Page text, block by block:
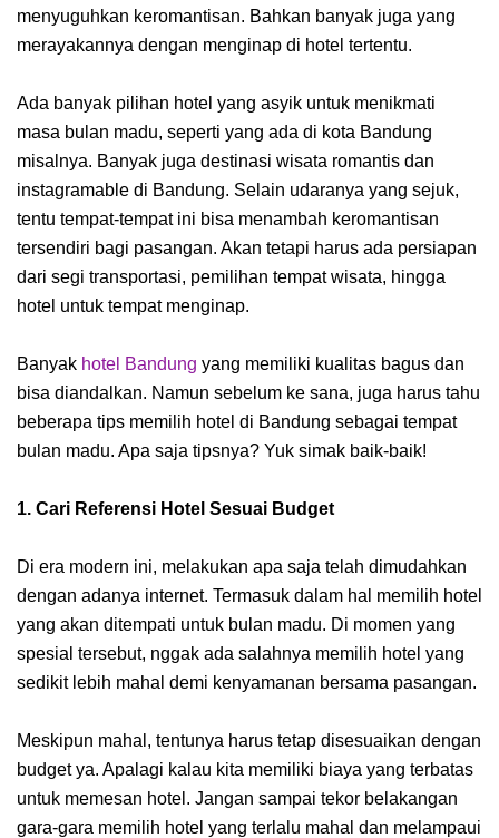
menyuguhkan keromantisan. Bahkan banyak juga yang
merayakannya dengan menginap di hotel tertentu.
Ada banyak pilihan hotel yang asyik untuk menikmati
masa bulan madu, seperti yang ada di kota Bandung
misalnya. Banyak juga destinasi wisata romantis dan
instagramable di Bandung. Selain udaranya yang sejuk,
tentu tempat-tempat ini bisa menambah keromantisan
tersendiri bagi pasangan. Akan tetapi harus ada persiapan
dari segi transportasi, pemilihan tempat wisata, hingga
hotel untuk tempat menginap.
Banyak hotel Bandung yang memiliki kualitas bagus dan
bisa diandalkan. Namun sebelum ke sana, juga harus tahu
beberapa tips memilih hotel di Bandung sebagai tempat
bulan madu. Apa saja tipsnya? Yuk simak baik-baik!
1. Cari Referensi Hotel Sesuai Budget
Di era modern ini, melakukan apa saja telah dimudahkan
dengan adanya internet. Termasuk dalam hal memilih hotel
yang akan ditempati untuk bulan madu. Di momen yang
spesial tersebut, nggak ada salahnya memilih hotel yang
sedikit lebih mahal demi kenyamanan bersama pasangan.
Meskipun mahal, tentunya harus tetap disesuaikan dengan
budget ya. Apalagi kalau kita memiliki biaya yang terbatas
untuk memesan hotel. Jangan sampai tekor belakangan
gara-gara memilih hotel yang terlalu mahal dan melampaui